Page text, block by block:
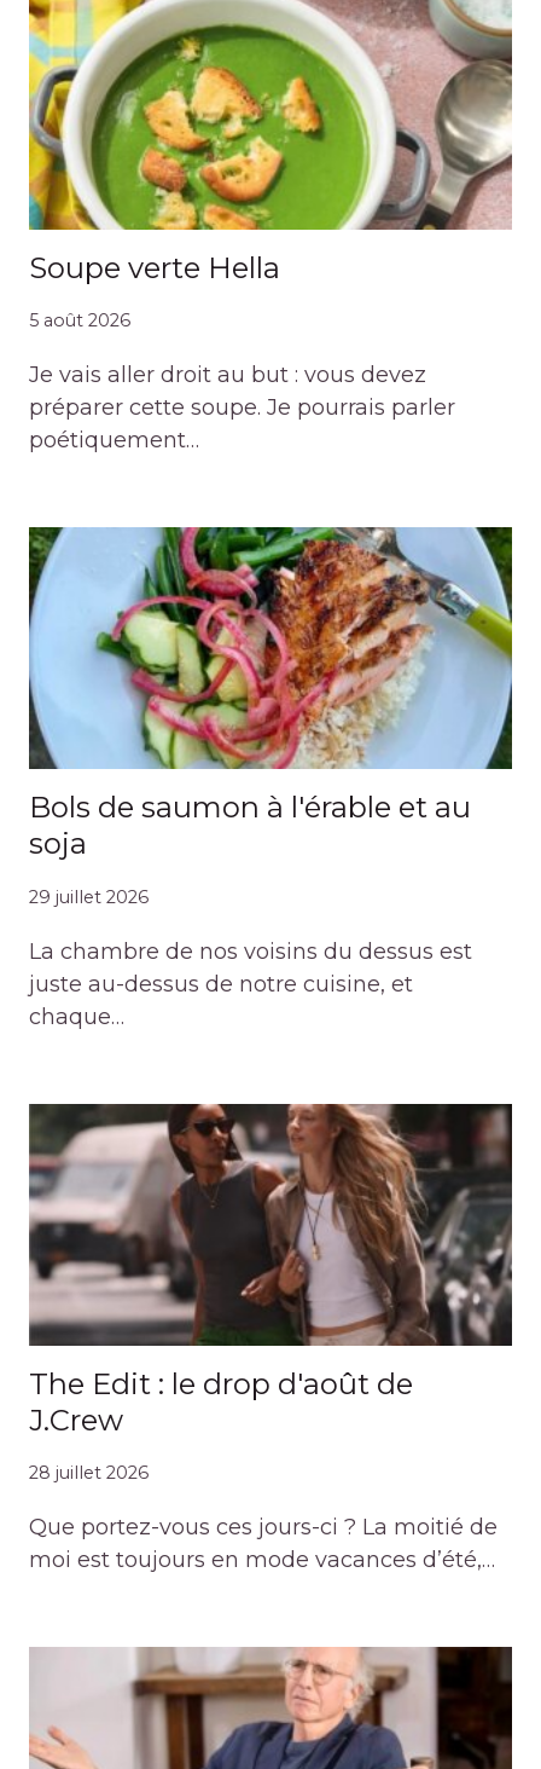
Soupe verte Hella
5 août 2026
Je vais aller droit au but : vous devez
préparer cette soupe. Je pourrais parler
poétiquement…
Bols de saumon à l'érable et au
soja
29 juillet 2026
La chambre de nos voisins du dessus est
juste au-dessus de notre cuisine, et
chaque…
The Edit : le drop d'août de
J.Crew
28 juillet 2026
Que portez-vous ces jours-ci ? La moitié de
moi est toujours en mode vacances d’été,…